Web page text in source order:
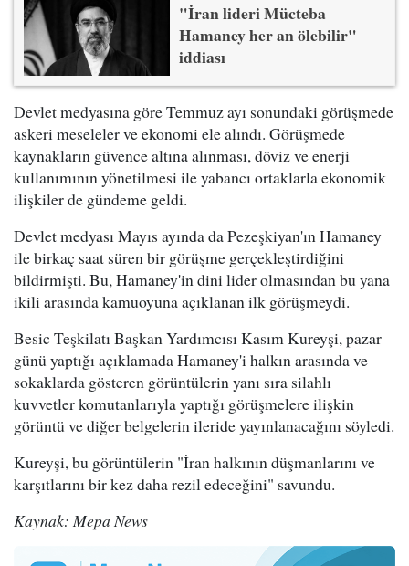
"İran lideri Mücteba
Hamaney her an ölebilir"
iddiası
Devlet medyasına göre Temmuz ayı sonundaki görüşmede
askeri meseleler ve ekonomi ele alındı. Görüşmede
kaynakların güvence altına alınması, döviz ve enerji
kullanımının yönetilmesi ile yabancı ortaklarla ekonomik
ilişkiler de gündeme geldi.
Devlet medyası Mayıs ayında da Pezeşkiyan'ın Hamaney
ile birkaç saat süren bir görüşme gerçekleştirdiğini
bildirmişti. Bu, Hamaney'in dini lider olmasından bu yana
ikili arasında kamuoyuna açıklanan ilk görüşmeydi.
Besic Teşkilatı Başkan Yardımcısı Kasım Kureyşi, pazar
günü yaptığı açıklamada Hamaney'i halkın arasında ve
sokaklarda gösteren görüntülerin yanı sıra silahlı
kuvvetler komutanlarıyla yaptığı görüşmelere ilişkin
görüntü ve diğer belgelerin ileride yayınlanacağını söyledi.
Kureyşi, bu görüntülerin "İran halkının düşmanlarını ve
karşıtlarını bir kez daha rezil edeceğini" savundu.
Kaynak: Mepa News